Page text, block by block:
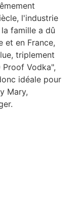
l'industrie
famille a dû
et en France,
triplement
Vodka",
idéale pour
Mary,